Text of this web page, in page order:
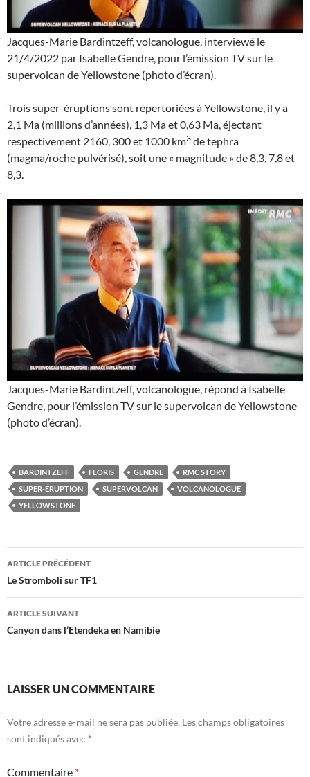
Jacques-Marie Bardintzeff, volcanologue, interviewé le
21/4/2022 par Isabelle Gendre, pour l’émission TV sur le
supervolcan de Yellowstone (photo d’écran).
Trois super-éruptions sont répertoriées à Yellowstone, il y a
2,1 Ma (millions d’années), 1,3 Ma et 0,63 Ma, éjectant
respectivement 2160, 300 et 1000 km3 de tephra
(magma/roche pulvérisé), soit une « magnitude » de 8,3, 7,8 et
8,3.
Jacques-Marie Bardintzeff, volcanologue, répond à Isabelle
Gendre, pour l’émission TV sur le supervolcan de Yellowstone
(photo d’écran).
BARDINTZEFF FLORIS GENDRE
RMC STORY
SUPER-ÉRUPTION
SUPERVOLCAN
VOLCANOLOGUE
YELLOWSTONE
Navigation
des
articles
ARTICLE PRÉCÉDENT
Le Stromboli sur TF1
ARTICLE SUIVANT
Canyon dans l’Etendeka en Namibie
LAISSER UN COMMENTAIRE
Votre adresse e-mail ne sera pas publiée. Les champs obligatoires
sont indiqués avec *
Commentaire *